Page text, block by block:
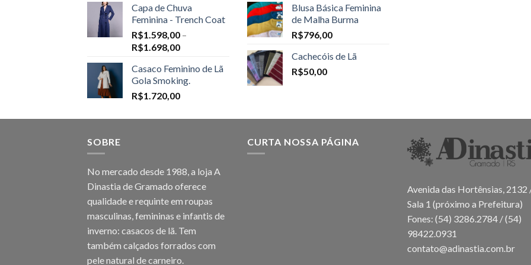
Capa de Chuva
Feminina - Trench Coat
R$1.598,00 –
R$1.698,00Price
R$1.598,00
through
R$1.698,00
Casaco Feminino de Lã
Gola Smoking.
R$1.720,00
Blusa Básica Feminina
de Malha Burma
R$796,00
Cachecóis de Lã
R$50,00
SOBRE
No mercado desde 1988, a loja A
Dinastia de Gramado oferece
qualidade e requinte em roupas
masculinas, femininas e infantis de
inverno: casacos de lã. Tem
também calçados forrados com
pele natural de carneiro.
CURTA NOSSA PÁGINA
Avenida das Hortênsias, 2132
Sala 1 (próximo a Prefeitura)
Fones: (54) 3286.2784 / (54)
98422.0931
contato@adinastia.com.br